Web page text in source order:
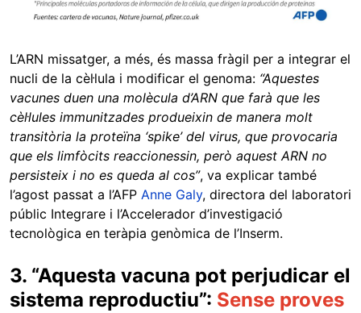
L’ARN missatger, a més, és massa fràgil per a integrar el
nucli de la cèl·lula i modificar el genoma: “Aquestes
vacunes duen una molècula d’ARN que farà que les
cèl·lules immunitzades produeixin de manera molt
transitòria la proteïna ‘spike’ del virus, que provocaria
que els limfòcits reaccionessin, però aquest ARN no
persisteix i no es queda al cos”, va explicar també
l’agost passat a l’AFP Anne Galy, directora del laboratori
públic Integrare i l’Accelerador d’investigació
tecnològica en teràpia genòmica de l’Inserm.
3. “Aquesta vacuna pot perjudicar el
sistema reproductiu”: Sense proves